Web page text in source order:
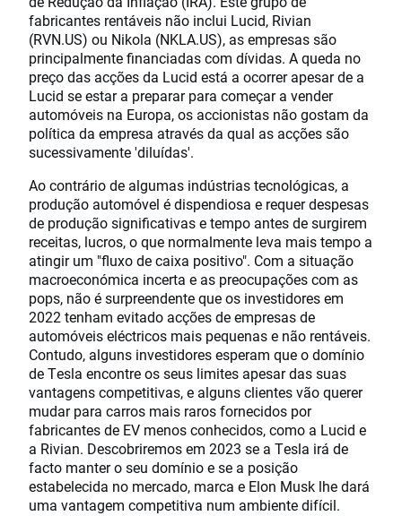
fabricantes rentáveis não inclui Lucid, Rivian
(RVN.US) ou Nikola (NKLA.US), as empresas são
principalmente financiadas com dívidas. A queda no
preço das acções da Lucid está a ocorrer apesar de a
Lucid se estar a preparar para começar a vender
automóveis na Europa, os accionistas não gostam da
política da empresa através da qual as acções são
sucessivamente 'diluídas'.
Ao contrário de algumas indústrias tecnológicas, a
produção automóvel é dispendiosa e requer despesas
de produção significativas e tempo antes de surgirem
receitas, lucros, o que normalmente leva mais tempo a
atingir um "fluxo de caixa positivo". Com a situação
macroeconómica incerta e as preocupações com as
pops, não é surpreendente que os investidores em
2022 tenham evitado acções de empresas de
automóveis eléctricos mais pequenas e não rentáveis.
Contudo, alguns investidores esperam que o domínio
de Tesla encontre os seus limites apesar das suas
vantagens competitivas, e alguns clientes vão querer
mudar para carros mais raros fornecidos por
fabricantes de EV menos conhecidos, como a Lucid e
a Rivian. Descobriremos em 2023 se a Tesla irá de
facto manter o seu domínio e se a posição
estabelecida no mercado, marca e Elon Musk lhe dará
uma vantagem competitiva num ambiente difícil.